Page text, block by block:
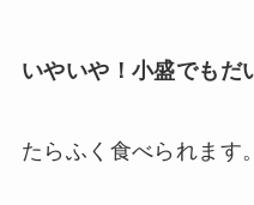
いやいや！小盛でもだ
たらふく食べられます。